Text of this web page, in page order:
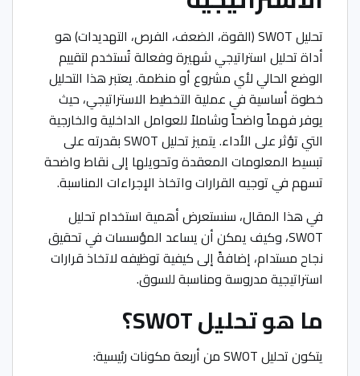
تحليل SWOT (القوة، الضعف، الفرص، التهديدات) هو
أداة تحليل استراتيجي شهيرة وفعالة تُستخدم لتقييم
الوضع الحالي لأي مشروع أو منظمة. يعتبر هذا التحليل
خطوة أساسية في عملية التخطيط الاستراتيجي، حيث
يوفر فهماً واضحاً وشاملاً للعوامل الداخلية والخارجية
التي تؤثر على الأداء. يتميز تحليل SWOT بقدرته على
تبسيط المعلومات المعقدة وتحويلها إلى نقاط واضحة
تسهم في توجيه القرارات واتخاذ الإجراءات المناسبة.
في هذا المقال، سنستعرض أهمية استخدام تحليل
SWOT، وكيف يمكن أن يساعد المؤسسات في تحقيق
نجاح مستدام، إضافةً إلى كيفية توظيفه لاتخاذ قرارات
استراتيجية مدروسة ومناسبة للسوق.
ما هو تحليل SWOT؟
يتكون تحليل SWOT من أربعة مكونات رئيسية: